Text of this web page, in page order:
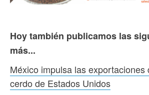
Hoy también publicamos las
más...
México impulsa las exportaciones
cerdo de Estados Unidos